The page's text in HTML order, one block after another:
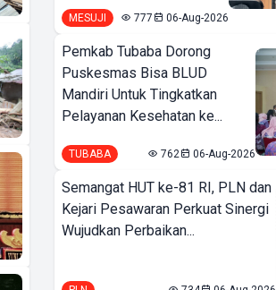
MESUJI 777 06-Aug-2026
Pemkab Tubaba Dorong
Puskesmas Bisa BLUD
Mandiri Untuk Tingkatkan
Pelayanan Kesehatan ke...
TUBABA 762 06-Aug-2026
Semangat HUT ke-81 RI, PLN dan
Kejari Pesawaran Perkuat Sinergi
Wujudkan Perbaikan...